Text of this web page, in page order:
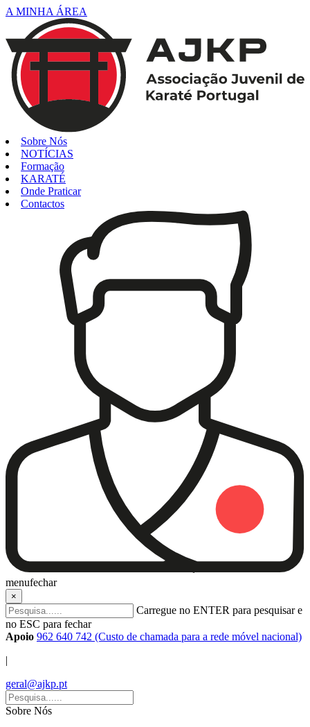
A MINHA ÁREA
Sobre Nós
NOTÍCIAS
Formação
KARATÉ
Onde Praticar
Contactos
menufechar
×
Carregue no ENTER para pesquisar e
no ESC para fechar
Apoio 962 640 742 (Custo de chamada para a rede móvel nacional)
|
geral@ajkp.pt
Sobre Nós